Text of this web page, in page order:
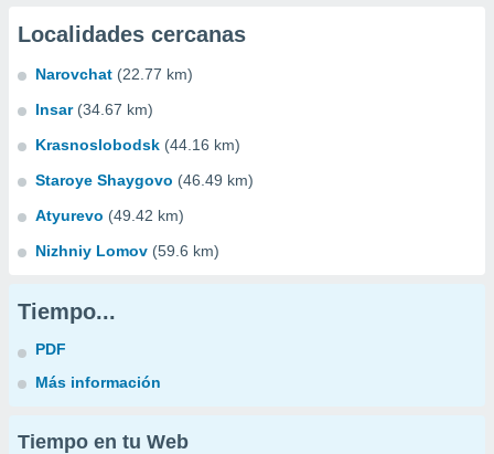
Localidades cercanas
Narovchat (22.77 km)
Insar (34.67 km)
Krasnoslobodsk (44.16 km)
Staroye Shaygovo (46.49 km)
Atyurevo (49.42 km)
Nizhniy Lomov (59.6 km)
Tiempo...
PDF
Más información
Tiempo en tu Web